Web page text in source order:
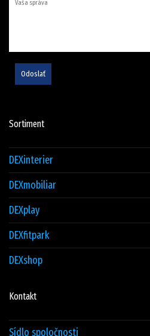
Odoslať
Sortiment
DEXinterier
DEXmobiliar
DEXplay
DEXfitpark
DEXshop
Kontakt
Sídlo spoločnosti